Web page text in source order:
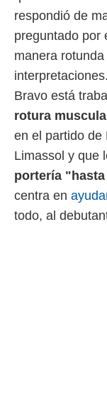
mediante
publicidad
publicidad
1199
respondió de
preguntado por
manera
Bravo está
rotura
en el partido de
Limassol y que
portería
centra en
todo, al